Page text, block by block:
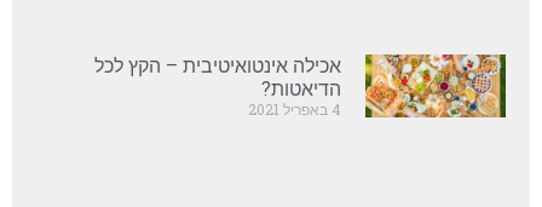
אכילה אינטואיטיבית – הקץ לכל
הדיאטות?
4 באפריל 2021